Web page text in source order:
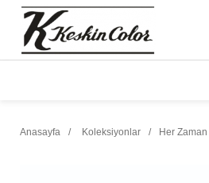
Anasayfa Koleksiyonlar Her Zaman